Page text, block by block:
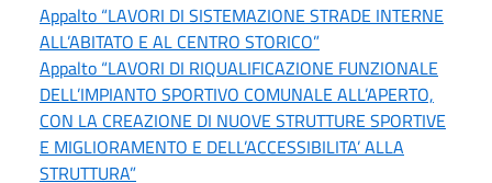
Appalto “LAVORI DI SISTEMAZIONE STRADE INTERNE
ALL’ABITATO E AL CENTRO STORICO”
Appalto “LAVORI DI RIQUALIFICAZIONE FUNZIONALE
DELL’IMPIANTO SPORTIVO COMUNALE ALL’APERTO,
CON LA CREAZIONE DI NUOVE STRUTTURE SPORTIVE
E MIGLIORAMENTO E DELL’ACCESSIBILITA’ ALLA
STRUTTURA”